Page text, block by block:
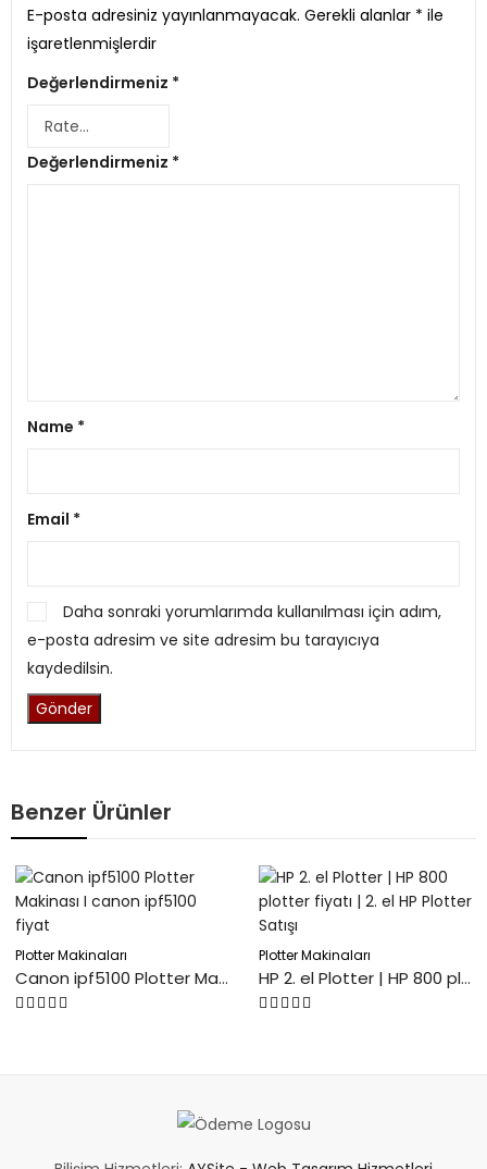
E-posta adresiniz yayınlanmayacak. Gerekli alanlar * ile
işaretlenmişlerdir
Değerlendirmeniz *
Değerlendirmeniz *
Name *
Email *
Daha sonraki yorumlarımda kullanılması için adım,
e-posta adresim ve site adresim bu tarayıcıya
kaydedilsin.
Benzer Ürünler
Plotter Makinaları
Canon ipf5100 Plotter Makinası I canon ipf5100 fiyat
Plotter Makinaları
HP 2. el Plotter | HP 800 plotter fiyatı | 2. el HP Plotter Satışı